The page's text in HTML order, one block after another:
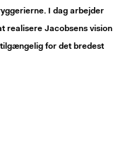
I dag arbejder
realisere Jacobsens vision
for det bredest